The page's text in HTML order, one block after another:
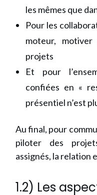
les mêmes que
Pour les
moteur,
projets
Et pour
confiées en «
présentiel n’est
Au final, pour
piloter des
assignés, la relation
1.2) Les